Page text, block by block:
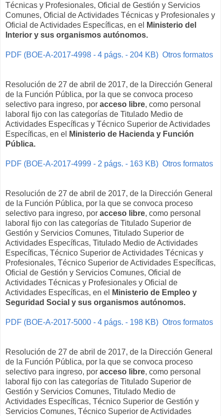
Técnicas y Profesionales, Oficial de Gestión y Servicios
Comunes, Oficial de Actividades Técnicas y Profesionales y
Oficial de Actividades Específicas, en el
Ministerio del
Interior y sus organismos autónomos.
PDF (BOE-A-2017-4998 - 4 págs. - 204 KB) Otros formatos
Resolución de 27 de abril de 2017, de la Dirección General
de la Función Pública, por la que se convoca proceso
selectivo para ingreso, por acceso libre, como personal
laboral fijo con las categorías de Titulado Medio de
Actividades Específicas y Técnico Superior de Actividades
Específicas, en el
Ministerio de Hacienda y Función
Pública.
PDF (BOE-A-2017-4999 - 2 págs. - 163 KB) Otros formatos
Resolución de 27 de abril de 2017, de la Dirección General
de la Función Pública, por la que se convoca proceso
selectivo para ingreso, por acceso libre, como personal
laboral fijo con las categorías de Titulado Superior de
Gestión y Servicios Comunes, Titulado Superior de
Actividades Específicas, Titulado Medio de Actividades
Específicas, Técnico Superior de Actividades Técnicas y
Profesionales, Técnico Superior de Actividades Específicas,
Oficial de Gestión y Servicios Comunes, Oficial de
Actividades Técnicas y Profesionales y Oficial de
Actividades Específicas, en el
Ministerio de Empleo y
Seguridad Social y sus organismos autónomos.
PDF (BOE-A-2017-5000 - 4 págs. - 198 KB) Otros formatos
Resolución de 27 de abril de 2017, de la Dirección General
de la Función Pública, por la que se convoca proceso
selectivo para ingreso, por acceso libre, como personal
laboral fijo con las categorías de Titulado Superior de
Gestión y Servicios Comunes, Titulado Medio de
Actividades Específicas, Técnico Superior de Gestión y
Servicios Comunes, Técnico Superior de Actividades